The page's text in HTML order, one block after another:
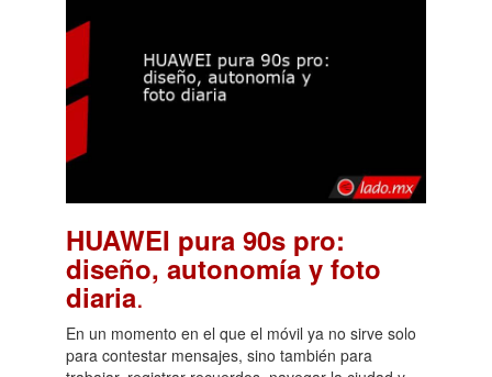
HUAWEI pura 90s pro:
diseño, autonomía y foto
diaria.
En un momento en el que el móvil ya no sirve solo
para contestar mensajes, sino también para